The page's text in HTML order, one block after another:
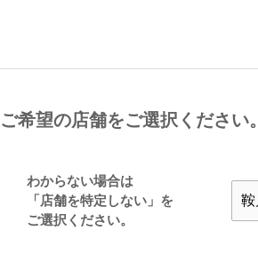
ご希望の店舗をご選択ください。
わからない場合は
「店舗を特定しない」を
ご選択ください。